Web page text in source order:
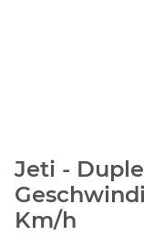
Jeti -
Km/h